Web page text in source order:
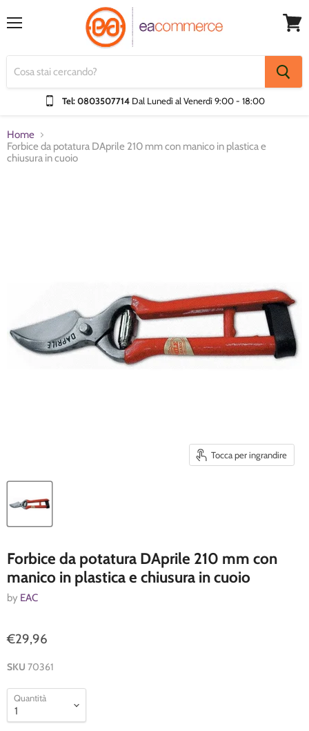
Tel: 0803507714 Dal Lunedì al Venerdì9:00 - 18:00
Home
Forbice da potatura DAprile 210 mm con manico in plastica e
chiusura in cuoio
Tocca per ingrandire
Forbice da potatura DAprile 210 mm con
manico in plastica e chiusura in cuoio
by EAC
€29,96
SKU 70361
Quantità